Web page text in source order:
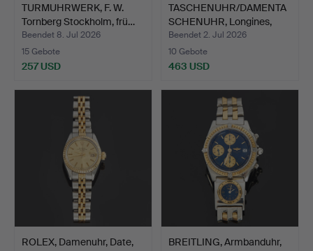
TURMUHRWERK, F. W.
Tornberg Stockholm, frü…
Beendet 8. Jul 2026
15 Gebote
257 USD
TASCHENUHR/DAMENTA
SCHENUHR, Longines,
Gehä…
Beendet 2. Jul 2026
10 Gebote
463 USD
ROLEX, Damenuhr, Date,
BREITLING, Armbanduhr,